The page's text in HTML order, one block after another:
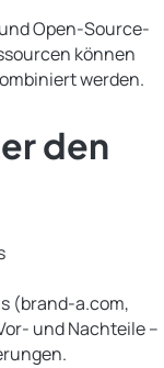
Open-Source-
können
werden.
den
(brand-a.com,
und Nachteile –